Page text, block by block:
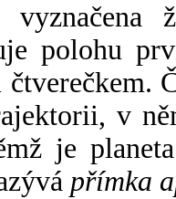
polohu
v
je
přímka